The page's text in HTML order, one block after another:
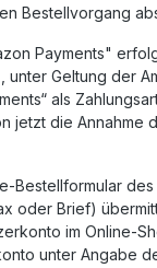
Bestellvorgang
Payments"
unter Geltung der
als
jetzt die
Bestellformular
oder Brief)
im Online-
unter Angabe